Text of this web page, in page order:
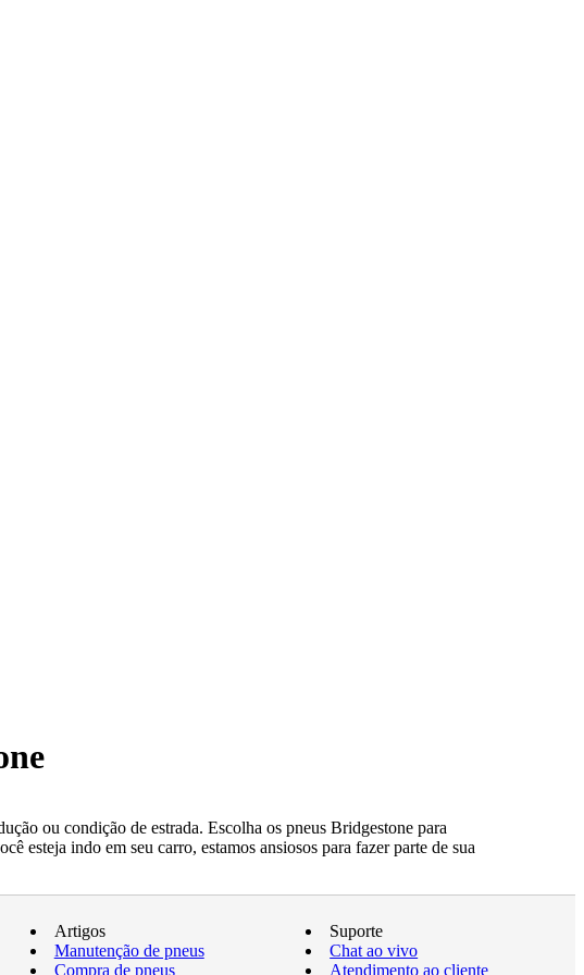
ou condição de estrada. Escolha os pneus Bridgestone para
esteja indo em seu carro, estamos ansiosos para fazer parte de sua
Artigos
Manutenção de pneus
Compra de pneus
Suporte
Chat ao vivo
Atendimento ao cliente